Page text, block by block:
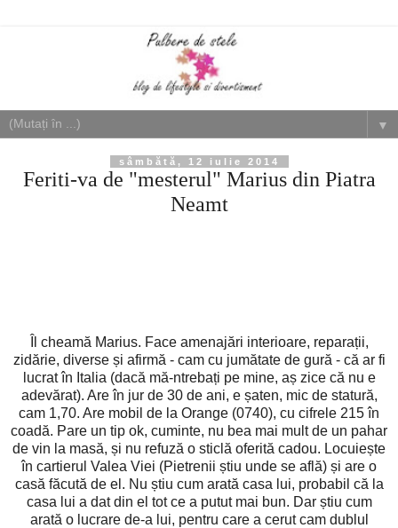
▼
sâmbătă, 12 iulie 2014
Feriti-va de "mesterul" Marius din Piatra
Neamt
Îl cheamă Marius. Face amenajări interioare, reparații,
zidărie, diverse și afirmă - cam cu jumătate de gură - că ar fi
lucrat în Italia (dacă mă-ntrebați pe mine, aș zice că nu e
adevărat). Are în jur de 30 de ani, e șaten, mic de statură,
cam 1,70. Are mobil de la Orange (0740), cu cifrele 215 în
coadă. Pare un tip ok, cuminte, nu bea mai mult de un pahar
de vin la masă, și nu refuză o sticlă oferită cadou. Locuiește
în cartierul Valea Viei (Pietrenii știu unde se află) și are o
casă făcută de el. Nu știu cum arată casa lui, probabil că la
casa lui a dat din el tot ce a putut mai bun. Dar știu cum
arată o lucrare de-a lui, pentru care a cerut cam dublul